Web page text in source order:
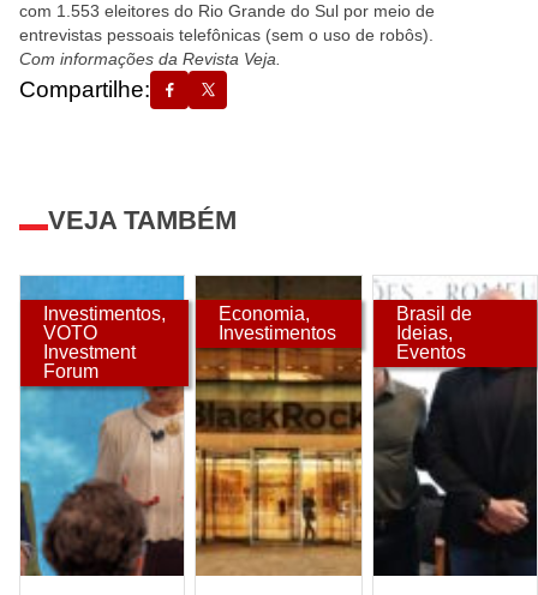
com 1.553 eleitores do Rio Grande do Sul por meio de
entrevistas pessoais telefônicas (sem o uso de robôs).
Com informações da Revista Veja.
Compartilhe:
VEJA TAMBÉM
Investimentos,
VOTO
Investment
Forum
Economia,
Investimentos
Brasil de
Ideias,
Eventos